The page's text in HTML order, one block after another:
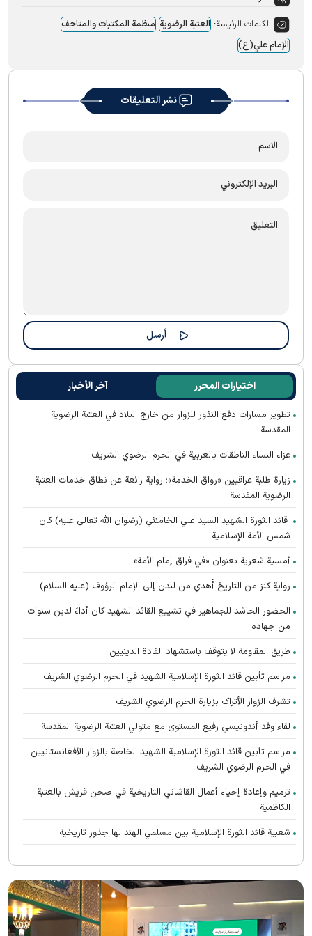
الكلمات الرئيسة: العتبة الرضویة منظمة المکتبات والمتاحف
الإمام علي(ع)
نشر التعليقات
اختيارات المحرر آخر الأخبار
تطوير مسارات دفع النذور للزوار من خارج البلاد في العتبة الرضوية
المقدسة
عزاء النساء الناطقات بالعربية في الحرم الرضوي الشريف
زيارة طلبة عراقيين «رواق الخدمة»؛ رواية رائعة عن نطاق خدمات العتبة
الرضوية المقدسة
قائد الثورة الشهيد السيد علي الخامنئي (رضوان الله تعالى عليه) كان
شمس الأمة الإسلامية
أمسية شعرية بعنوان «في فراق إمام الأمة»
رواية كنز من التاريخ أُهدي من لندن إلى الإمام الرؤوف (عليه السلام)
الحضور الحاشد للجماهير في تشييع القائد الشهيد كان أداءً لدين سنوات
من جهاده
طريق المقاومة لا يتوقف باستشهاد القادة الدينيين
مراسم تأبين قائد الثورة الإسلامية الشهید في الحرم الرضوي الشریف
تشرف الزوار الأتراک بزیارة الحرم الرضوي الشریف
لقاء وفد أندونیسي رفيع المستوى مع متولي العتبة الرضوية المقدسة
مراسم تأبین قائد الثورة الإسلامية الشهيد الخاصة بالزوار الأفغانستانیین
في الحرم الرضوي الشریف
ترميم وإعادة إحياء أعمال القاشاني التاريخية في صحن قريش بالعتبة
الكاظمية
شعبية قائد الثورة الإسلامية بين مسلمي الهند لها جذور تاريخية
رواق الغدير يستضيف محبي القائد الشهيد الأفغانستانیین
اتحاد الدول الإسلامية هو سر إحياء الحضارة الإسلامية العظيمة